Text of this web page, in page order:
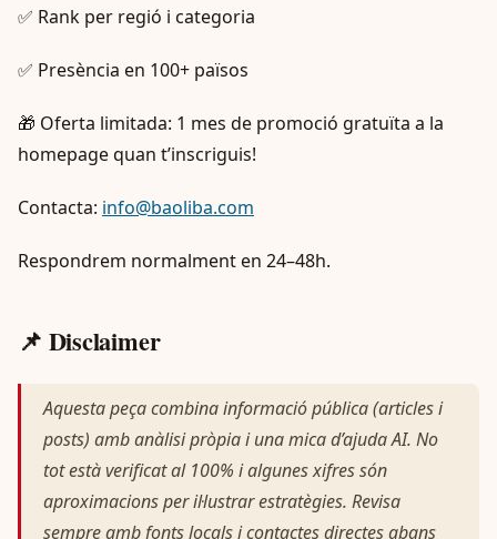
✅ Rank per regió i categoria
✅ Presència en 100+ països
🎁 Oferta limitada: 1 mes de promoció gratuïta a la
homepage quan t’inscriguis!
Contacta: info@baoliba.com
Respondrem normalment en 24–48h.
📌 Disclaimer
Aquesta peça combina informació pública (articles i
posts) amb anàlisi pròpia i una mica d’ajuda AI. No
tot està verificat al 100% i algunes xifres són
aproximacions per il·lustrar estratègies. Revisa
sempre amb fonts locals i contactes directes abans